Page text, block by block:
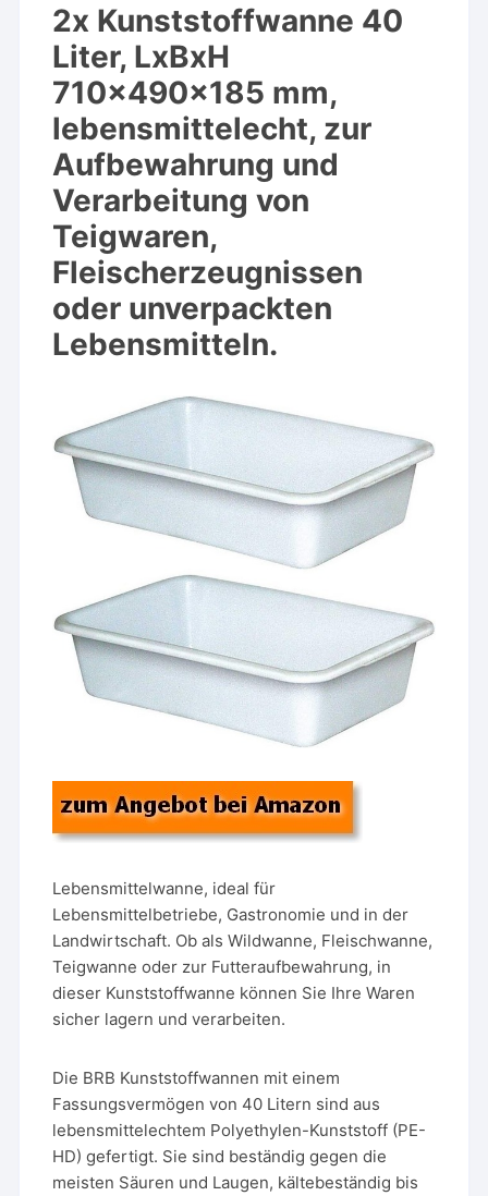
2x Kunststoffwanne 40
Liter, LxBxH
710x490x185 mm,
lebensmittelecht, zur
Aufbewahrung und
Verarbeitung von
Teigwaren,
Fleischerzeugnissen
oder unverpackten
Lebensmitteln.
Lebensmittelwanne, ideal für
Lebensmittelbetriebe, Gastronomie und in der
Landwirtschaft. Ob als Wildwanne, Fleischwanne,
Teigwanne oder zur Futteraufbewahrung, in
dieser Kunststoffwanne können Sie Ihre Waren
sicher lagern und verarbeiten.
Die BRB Kunststoffwannen mit einem
Fassungsvermögen von 40 Litern sind aus
lebensmittelechtem Polyethylen-Kunststoff (PE-
HD) gefertigt. Sie sind beständig gegen die
meisten Säuren und Laugen, kältebeständig bis